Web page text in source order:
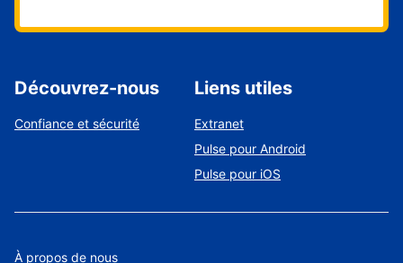
Découvrez-nous
Confiance et sécurité
Liens utiles
Extranet
Pulse pour Android
Pulse pour iOS
À propos de nous